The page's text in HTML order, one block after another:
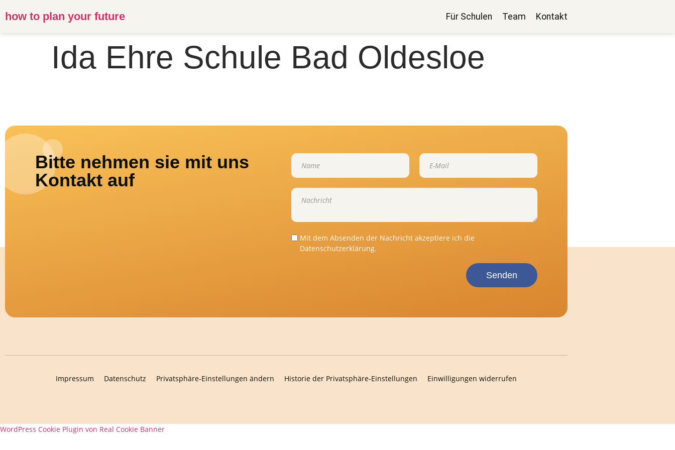
how to plan your future Für Schulen Team Kontakt
Ida Ehre Schule Bad Oldesloe
Bitte nehmen sie mit uns
Kontakt auf
Mit dem Absenden der Nachricht akzeptiere ich die
Datenschutzerklärung.
Senden
Impressum Datenschutz Privatsphäre-Einstellungen ändern Historie der Privatsphäre-Einstellungen Einwilligungen widerrufen
WordPress Cookie Plugin von Real Cookie Banner